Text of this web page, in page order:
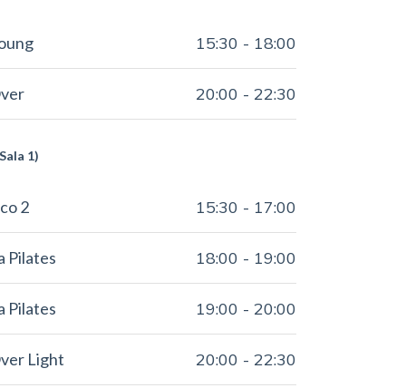
15:30 - 18:00
20:00 -22:30
1)
2 15:30 - 17:00
Pilates 18:00 - 19:00
Pilates 19:00 -20:00
Light 20:00 -22:30